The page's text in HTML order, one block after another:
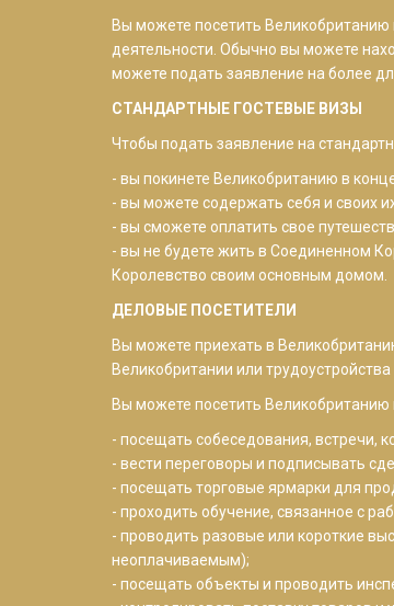
Вы можете посетить Великобританию
деятельности. Обычно вы можете
можете подать заявление на более
СТАНДАРТНЫЕ ГОСТЕВЫЕ ВИЗЫ
Чтобы подать заявление на
- вы покинете Великобританию в
- вы можете содержать себя и своих
- вы сможете оплатить свое
- вы не будете жить в Соединенном
Королевство своим основным домом.
ДЕЛОВЫЕ ПОСЕТИТЕЛИ
Вы можете приехать в
Великобритании или
Вы можете посетить
- посещать собеседования, встречи,
- вести переговоры и подписывать
- посещать торговые ярмарки для
- проходить обучение, связанное с
- проводить разовые или короткие
неоплачиваемым);
- посещать объекты и проводить